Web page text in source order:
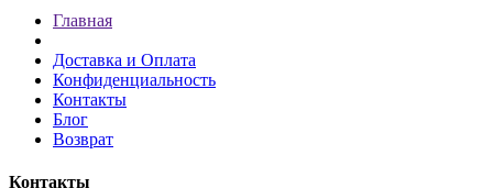
Главная
Доставка и Оплата
Конфиденциальность
Контакты
Блог
Возврат
Контакты